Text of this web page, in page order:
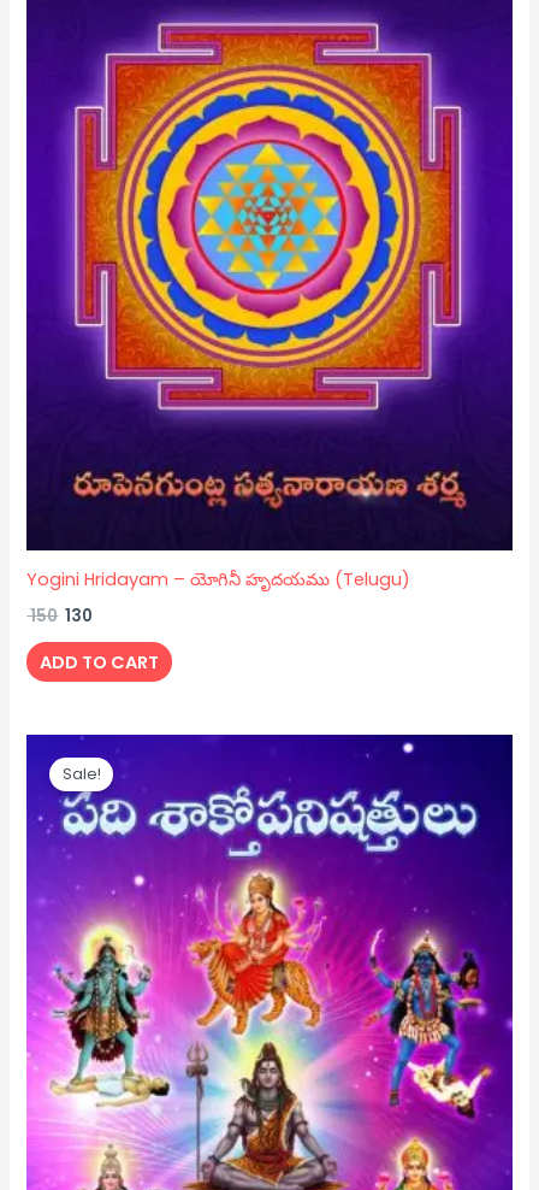
Yogini Hridayam – యోగినీ హృదయము (Telugu)
150 130
ADD TO CART
Sale!
Original
price
was:
₹ 200.
price
is:
₹ 150.